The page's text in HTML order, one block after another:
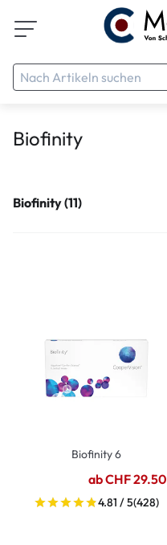
Biofinity
Biofinity (11)
Biofinity 6
ab CHF 29.50
4.81 / 5(428)